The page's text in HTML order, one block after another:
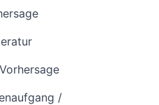
/
& Wasserstand
Wassertemperatur
(Friedrichshafen)